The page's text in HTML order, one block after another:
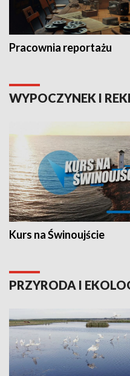
Pracownia reportażu
WYPOCZYNEK I
Kurs na Świnoujście
PRZYRODA I